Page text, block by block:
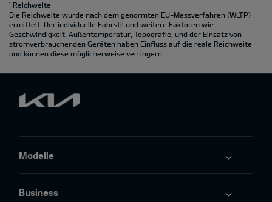
¹ Reichweite
Die Reichweite wurde nach dem genormten EU-Messverfahren (WLTP)
ermittelt. Der individuelle Fahrstil und weitere Faktoren wie
Geschwindigkeit, Außentemperatur, Topografie‚ und der Einsatz von
stromverbrauchenden Geräten haben Einfluss auf die reale Reichweite
und können diese möglicherweise verringern.
Modelle
Business